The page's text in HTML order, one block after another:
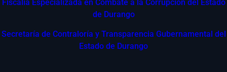
Fiscalía Especializada en Combate a la Corrupción del Estado
de Durango
Secretaría de Contraloría y Transparencia Gubernamental del
Estado de Durango